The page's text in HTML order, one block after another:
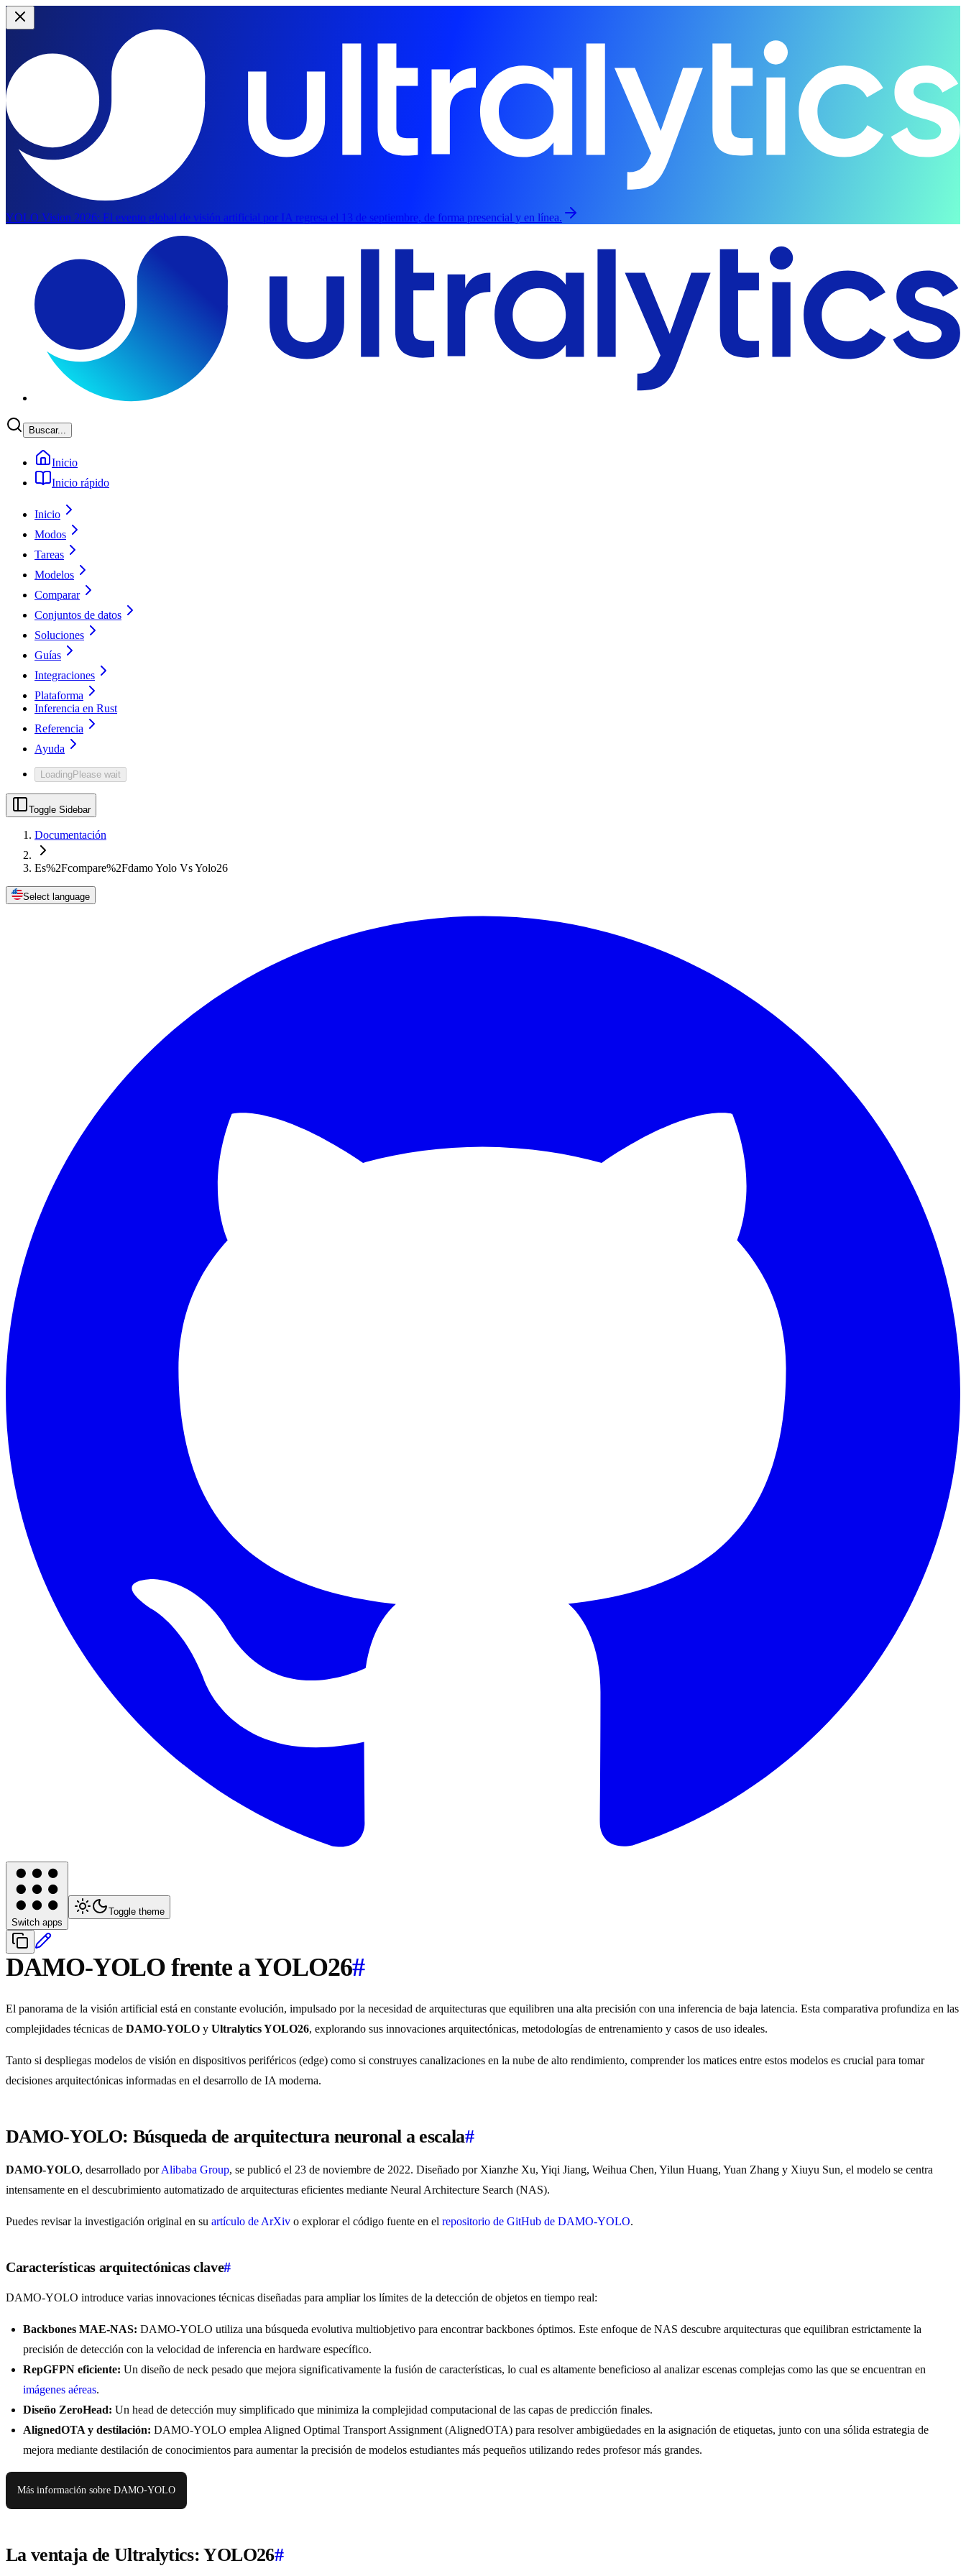
YOLO Vision 2026: El evento global de visión artificial por IA regresa el 13 de septiembre, de forma presencial y en línea.
Buscar...
Inicio
Inicio rápido
Inicio
Modos
Tareas
Modelos
Comparar
Conjuntos de datos
Soluciones
Guías
Integraciones
Plataforma
Inferencia en Rust
Referencia
Ayuda
LoadingPlease wait
Toggle Sidebar
Documentación
Es%2Fcompare%2Fdamo Yolo Vs Yolo26
Select language
Switch apps
Toggle theme
DAMO-YOLO frente a YOLO26#
El panorama de la visión artificial está en constante evolución, impulsado por la necesidad de arquitecturas que equilibren una alta precisión con una inferencia de baja latencia. Esta comparativa profundiza en las
complejidades técnicas de DAMO-YOLO y Ultralytics YOLO26, explorando sus innovaciones arquitectónicas, metodologías de entrenamiento y casos de uso ideales.
Tanto si despliegas modelos de visión en dispositivos periféricos (edge) como si construyes canalizaciones en la nube de alto rendimiento, comprender los matices entre estos modelos es crucial para tomar
decisiones arquitectónicas informadas en el desarrollo de IA moderna.
DAMO-YOLO: Búsqueda de arquitectura neuronal a escala#
DAMO-YOLO, desarrollado porAlibaba Group, se publicó el 23 de noviembre de 2022. Diseñado por Xianzhe Xu, Yiqi Jiang, Weihua Chen, Yilun Huang, Yuan Zhang y Xiuyu Sun, el modelo se centra
intensamente en el descubrimiento automatizado de arquitecturas eficientes mediante Neural Architecture Search (NAS).
Puedes revisar la investigación original en su artículo de ArXiv o explorar el código fuente en el repositorio de GitHub de DAMO-YOLO.
Características arquitectónicas clave#
DAMO-YOLO introduce varias innovaciones técnicas diseñadas para ampliar los límites de la detección de objetos en tiempo real:
Backbones MAE-NAS: DAMO-YOLO utiliza una búsqueda evolutiva multiobjetivo para encontrar backbones óptimos. Este enfoque de NAS descubre arquitecturas que equilibran estrictamente la
precisión de detección con la velocidad de inferencia en hardware específico.
RepGFPN eficiente: Un diseño de neck pesado que mejora significativamente la fusión de características, lo cual es altamente beneficioso al analizar escenas complejas como las que se encuentran en
imágenes aéreas.
Diseño ZeroHead: Un head de detección muy simplificado que minimiza la complejidad computacional de las capas de predicción finales.
AlignedOTA y destilación: DAMO-YOLO emplea Aligned Optimal Transport Assignment (AlignedOTA) para resolver ambigüedades en la asignación de etiquetas, junto con una sólida estrategia de
mejora mediante destilación de conocimientos para aumentar la precisión de modelos estudiantes más pequeños utilizando redes profesor más grandes.
Más información sobre DAMO-YOLO
La ventaja de Ultralytics: YOLO26#